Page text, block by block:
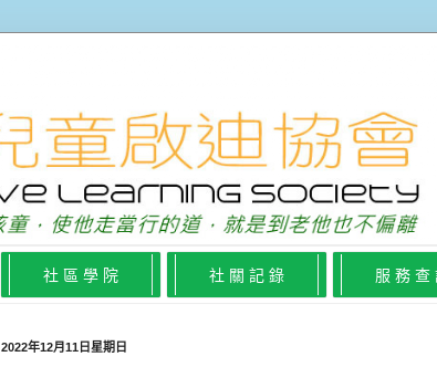
社 區 學 院 社 關 記 錄 服 務 查
2022年12月11日星期日